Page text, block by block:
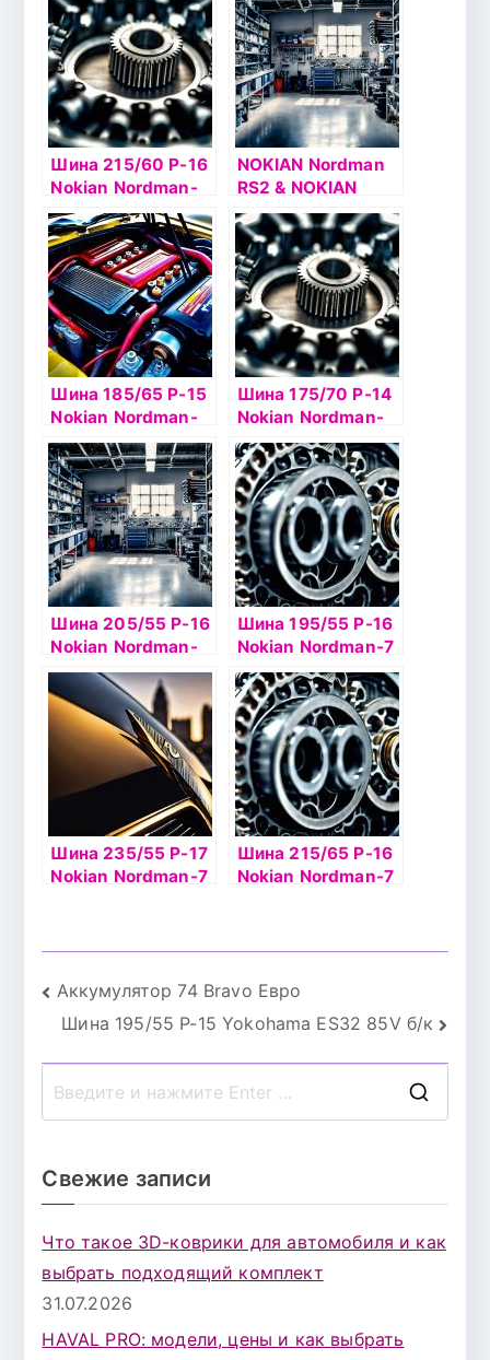
Шина 215/60 Р-16
Nokian Nordman-
SX2 99H б/к
NOKIAN Nordman
RS2 & NOKIAN
NORDMAN RS2
Шина 185/65 Р-15
Nokian Nordman-
RS2 92R б/к
Шина 175/70 Р-14
Nokian Nordman-
SX2 84T б/к
Шина 205/55 Р-16
Nokian Nordman-
SX 91Н б/к
Шина 195/55 Р-16
Nokian Nordman-7
91T б/к шип
Шина 235/55 Р-17
Nokian Nordman-7
Шина 215/65 Р-16
Nokian Nordman-7
Навигация
по
записям
Аккумулятор 74 Bravo Евро
Шина 195/55 Р-15 Yokohama ES32 85V б/к
Свежие записи
Что такое 3D-коврики для автомобиля и как
выбрать подходящий комплект
31.07.2026
HAVAL PRO: модели, цены и как выбрать